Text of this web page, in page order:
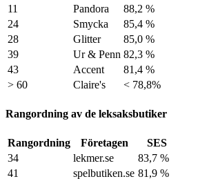
11
Pandora
88,2 %
24
Smycka
85,4 %
28
Glitter
85,0 %
39
Ur & Penn 82,3 %
43
Accent
81,4 %
> 60
Claire's < 78,8%
Rangordning av de leksaksbutiker
Rangordning Företagen
SES
34
lekmer.se
83,7 %
41
spelbutiken.se 81,9 %